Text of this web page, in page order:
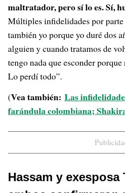
maltratador, pero sí lo es. Sí,
Múltiples infidelidades por
también yo porque yo duré dos
alguien y cuando tratamos de
tengo nada que esconder
Lo perdí todo”.
(Vea también: Las
farándula colombiana;
Hassam y exesposa